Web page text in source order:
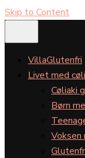
Skip to Content
VillaGlutenfri
Livet med
Cøliaki
Børn
Voksen